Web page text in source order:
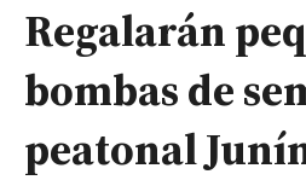
Regalarán
bombas de
peatonal